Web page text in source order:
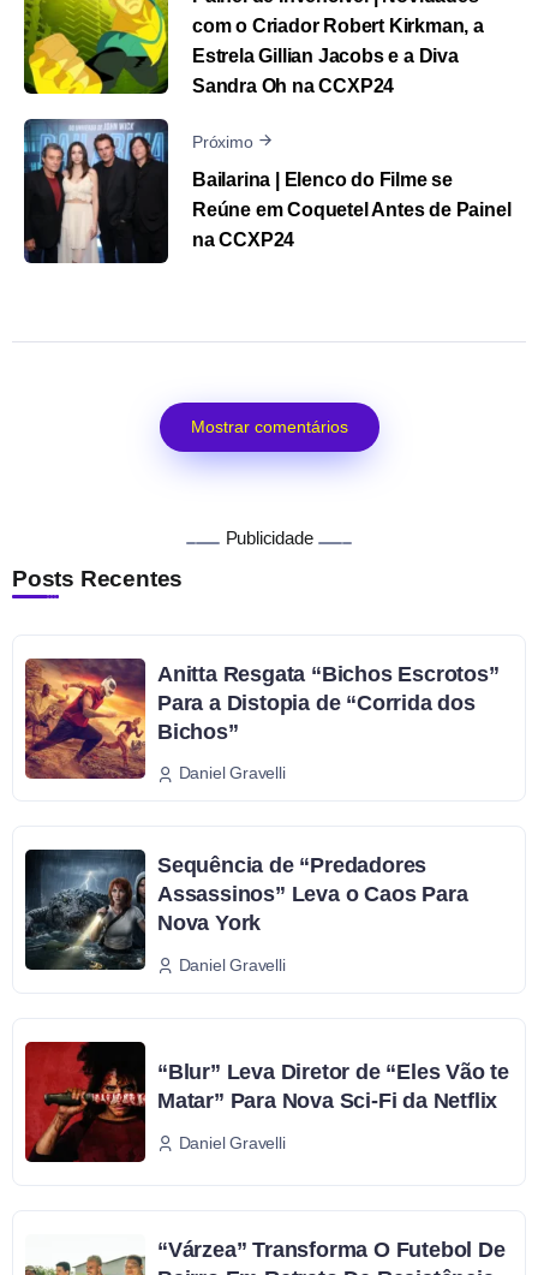
com o Criador Robert Kirkman, a
Estrela Gillian Jacobs e a Diva
Sandra Oh na CCXP24
Próximo
Bailarina | Elenco do Filme se
Reúne em Coquetel Antes de Painel
na CCXP24
Mostrar comentários
Publicidade
Posts Recentes
Anitta Resgata “Bichos Escrotos”
Para a Distopia de “Corrida dos
Bichos”
Daniel Gravelli
Sequência de “Predadores
Assassinos” Leva o Caos Para
Nova York
Daniel Gravelli
“Blur” Leva Diretor de “Eles Vão te
Matar” Para Nova Sci-Fi da Netflix
Daniel Gravelli
“Várzea” Transforma O Futebol De